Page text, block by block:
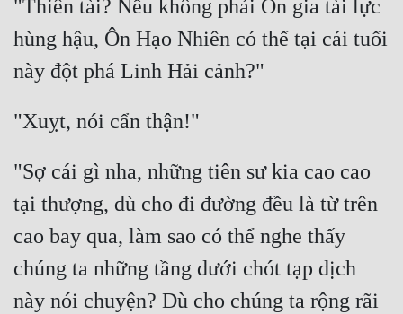
"Thiên tài? Nếu không phải Ôn gia tài lực
hùng hậu, Ôn Hạo Nhiên có thể tại cái tuổi
"Sợ cái gì nha, những tiên sư kia cao cao
tại thượng, dù cho đi đường đều là từ trên
cao bay qua, làm sao có thể nghe thấy
chúng ta những tầng dưới chót tạp dịch
này nói chuyện? Dù cho chúng ta rộng rãi